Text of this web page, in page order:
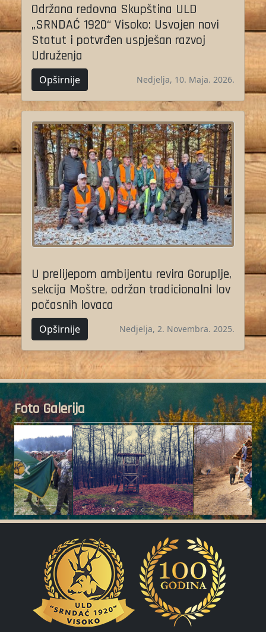
Održana redovna Skupština ULD
„SRNDAĆ 1920“ Visoko: Usvojen novi
Statut i potvrđen uspješan razvoj
Udruženja
Opširnije Nedjelja, 10. Maja. 2026.
U prelijepom ambijentu revira Goruplje,
sekcija Moštre, održan tradicionalni lov
počasnih lovaca
Opširnije Nedjelja, 2. Novembra. 2025.
Foto Galerija